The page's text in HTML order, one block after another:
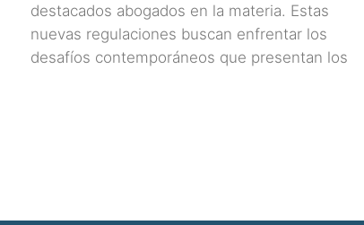
destacados abogados en la materia. Estas
nuevas regulaciones buscan enfrentar los
desafíos contemporáneos que presentan los